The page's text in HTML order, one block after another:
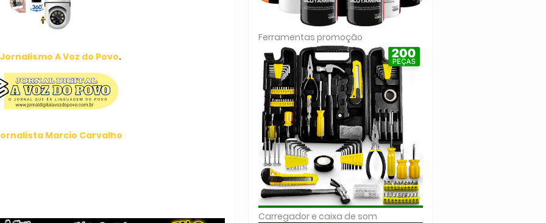
Jornalismo A Voz do Povo.
Marcio Carvalho
Ferramentas promoção
Carregador e caixa de som